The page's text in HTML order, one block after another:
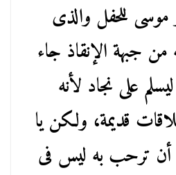
للحفل والذى
جبهة الإنقاذ جاء
على نجاد لأنه
قديمة، ولكن يا
ترحب به ليس فى